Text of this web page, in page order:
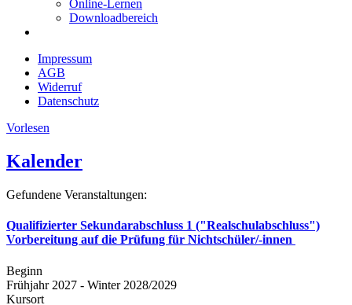
Online-Lernen
Downloadbereich
Impressum
AGB
Widerruf
Datenschutz
Vorlesen
Kalender
Gefundene Veranstaltungen:
Qualifizierter Sekundarabschluss 1 ("Realschulabschluss")
Vorbereitung auf die Prüfung für Nichtschüler/-innen
Beginn
Frühjahr 2027 - Winter 2028/2029
Kursort